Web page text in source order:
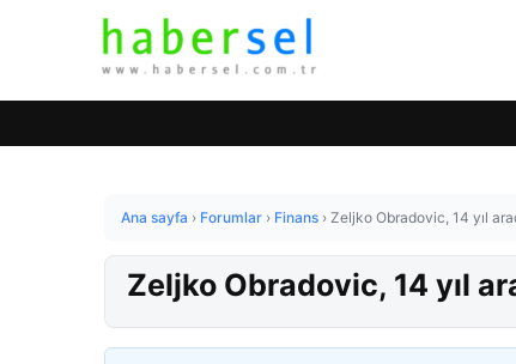
Ana sayfa › Forumlar › Finans › Zeljko Obradovic, 14 yıl
Zeljko Obradovic, 14 yıl